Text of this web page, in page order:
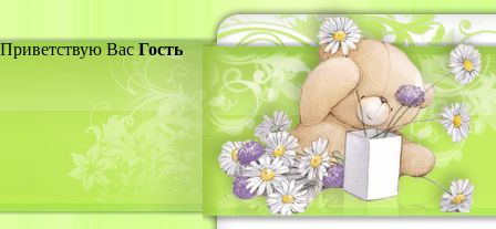
Приветствую Вас Гость